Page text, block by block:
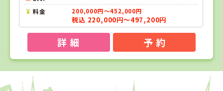
料金
200,000円～452,000円
税込 220,000円～497,200円
詳 細 予 約
1